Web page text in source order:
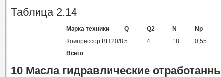
Таблица 2.14
Марка техники Q Q2 N
Np
Компрессор ВП 20/85 4 18
0,55
Всего
10 Масла гидравлические